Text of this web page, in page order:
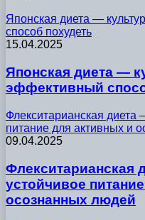
Японская диета —
способ похудеть
15.04.2025
Японская диета —
эффективный
Флекситарианская диета
питание для активных и
09.04.2025
Флекситарианская
устойчивое
осознанных людей